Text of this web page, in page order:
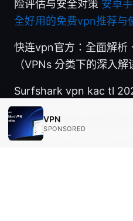
险评估与安全对策 安卓
全好用的免费vpn推荐与
快连vpn官方：全面解析
（VPNs 分类下的深入解
Surfshark vpn kac tl
kurulum ve kullanim
Urban vpn extension
VPN
SPONSORED